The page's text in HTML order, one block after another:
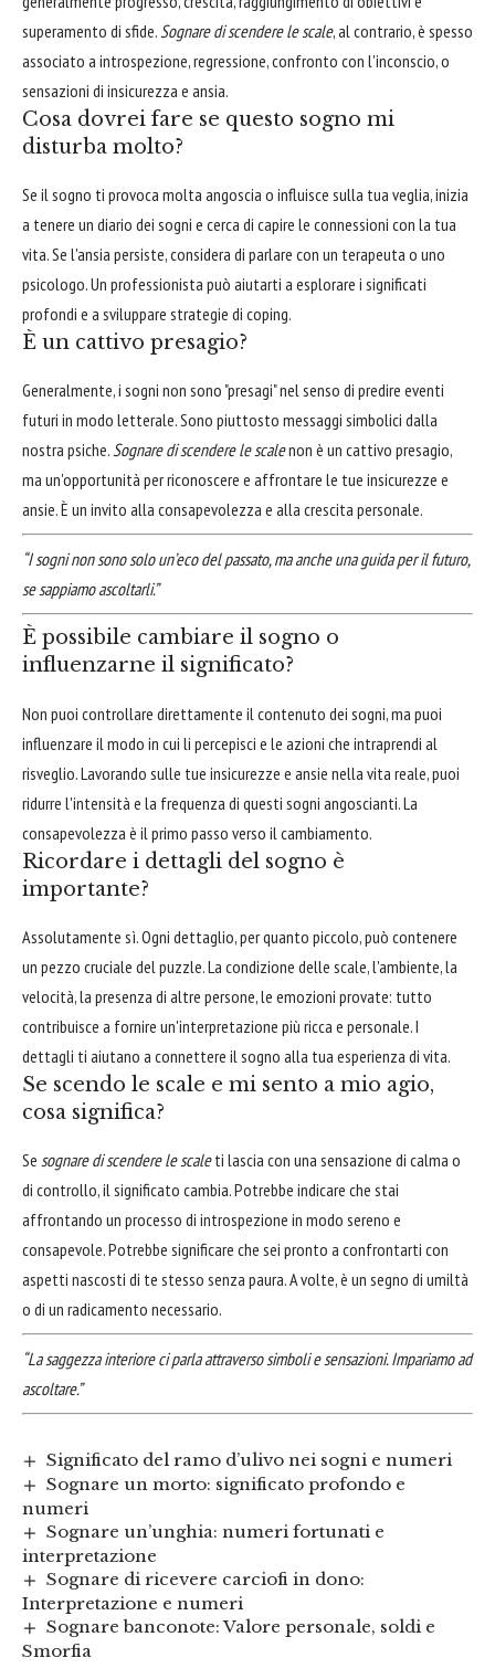
superamento di sfide.Sognare di scendere le scale, al contrario, è spesso
associato a introspezione, regressione, confronto con l'inconscio, o
sensazioni di insicurezza e ansia.
Cosa dovrei fare se questo sogno mi
disturba molto?
Se il sogno ti provoca molta angoscia o influisce sulla tua veglia, inizia
a tenere un diario dei sogni e cerca di capire le connessioni con la tua
vita. Se l'ansia persiste, considera di parlare con un terapeuta o uno
psicologo. Un professionista può aiutarti a esplorare i significati
profondi e a sviluppare strategie di coping.
È un cattivo presagio?
Generalmente, i sogni non sono "presagi" nel senso di predire eventi
futuri in modo letterale. Sono piuttosto messaggi simbolici dalla
nostra psiche.Sognare di scendere le scalenon è un cattivo presagio,
ma un'opportunità per riconoscere e affrontare le tue insicurezze e
ansie. È un invito alla consapevolezza e alla crescita personale.
“I sogni non sono solo un’eco del passato, ma anche una guida per il futuro,
se sappiamo ascoltarli.”
È possibile cambiare il sogno o
influenzarne il significato?
Non puoi controllare direttamente il contenuto dei sogni, ma puoi
influenzare il modo in cui li percepisci e le azioni che intraprendi al
risveglio. Lavorando sulle tue insicurezze e ansie nella vita reale, puoi
ridurre l'intensità e la frequenza di questi sogni angoscianti. La
consapevolezza è il primo passo verso il cambiamento.
Ricordare i dettagli del sogno è
importante?
Assolutamente sì. Ogni dettaglio, per quanto piccolo, può contenere
un pezzo cruciale del puzzle. La condizione delle scale, l'ambiente, la
velocità, la presenza di altre persone, le emozioni provate: tutto
contribuisce a fornire un'interpretazione più ricca e personale. I
dettagli ti aiutano a connettere il sogno alla tua esperienza di vita.
Se scendo le scale e mi sento a mio agio,
cosa significa?
Se sognare di scendere le scaleti lascia con una sensazione di calma o
di controllo, il significato cambia. Potrebbe indicare che stai
affrontando un processo di introspezione in modo sereno e
consapevole. Potrebbe significare che sei pronto a confrontarti con
aspetti nascosti di te stesso senza paura. A volte, è un segno di umiltà
o di un radicamento necessario.
“La saggezza interiore ci parla attraverso simboli e sensazioni. Impariamo ad
ascoltare.”
Significato del ramo d’ulivo nei sogni e numeri
Sognare un morto: significato profondo e
numeri
Sognare un’unghia: numeri fortunati e
interpretazione
Sognare di ricevere carciofi in dono:
Interpretazione e numeri
Sognare banconote: Valore personale, soldi e
Smorfia